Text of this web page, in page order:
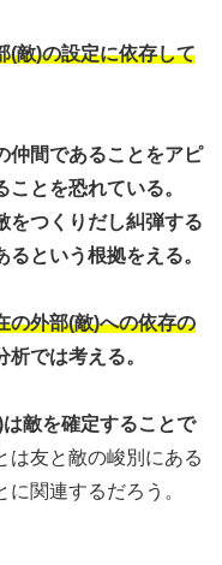
(敵)の設定に依存して
仲間であることをアピ
とを恐れている。
をつくりだし糾弾する
という根拠をえる。
の外部(敵)への依存の
析では考える。
敵を確定することで
は友と敵の峻別にある
関連するだろう。